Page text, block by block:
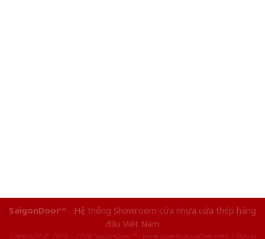
SaigonDoor™ - Hệ thống Showroom cửa nhựa cửa thép hàng
đầu Việt Nam
Copyright ⓒ 2016 – 2026 SaigonDoor™ - www.cuanhuacuathep.com | Đơn vị